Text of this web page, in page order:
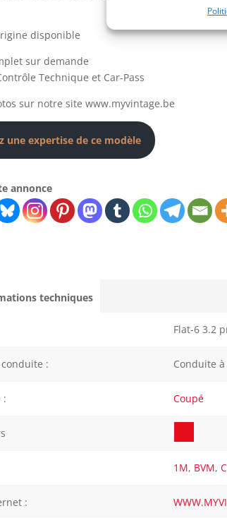
disponible
sur demande
Technique et Car-Pass
sur notre site www.myvintage.be
une expertise de ce modèle
annonce
techniques
Flat-6 3.2
: Conduite à
: Coupé
1M, BVM,
: